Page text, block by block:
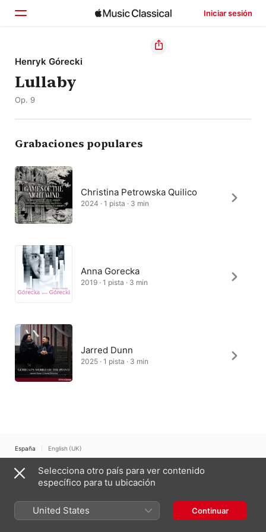
Iniciar sesión
Inicio
Explorar
Henryk Górecki
Lullaby
Op. 9
Grabaciones populares
Christina Petrowska Quilico
2024 · 1 pista · 3 min
Anna Gorecka
2019 · 1 pista · 3 min
Jarred Dunn
2025 · 1 pista · 3 min
España English (UK)
Copyright © 2026 Apple Inc. Todos los derechos reservados.
Términos del servicio de internet
Apple Music y la privacidad
Selecciona otro país para ver contenido
específico para tu ubicación
United States Continuar